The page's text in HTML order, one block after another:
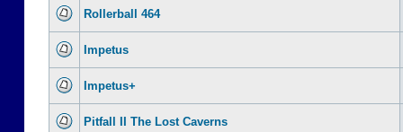
Rollerball 464
Impetus
Impetus+
Pitfall II The Lost Caverns